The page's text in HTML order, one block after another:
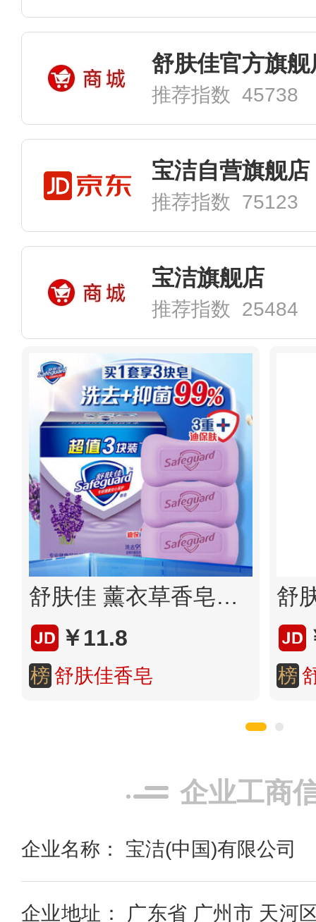
舒肤佳官方旗舰
推荐指数 45738
宝洁自营旗舰店
推荐指数 75123
宝洁旗舰店
推荐指数 25484
舒肤佳 薰衣草香皂沐浴皂
￥11.8
榜 舒肤佳香皂 榜
企业工商
企业名称： 宝洁(中国)有限公司
企业地址： 广东省 广州市 天河